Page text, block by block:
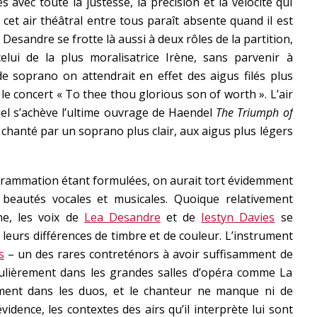
air théâtral entre tous paraît absente quand il est
Desandre se frotte là aussi à deux rôles de la partition,
de la plus moralisatrice Irène, sans parvenir à
soprano on attendrait en effet des aigus filés plus
concert « To thee thou glorious son of worth ». L’air
s’achève l’ultime ouvrage de Haendel The Triumph of
par un soprano plus clair, aux aigus plus légers
étant formulées, on aurait tort évidemment
vocales et musicales. Quoique relativement
les voix de Lea Desandre et de Iestyn Davies se
différences de timbre et de couleur. L’instrument
– un des rares contreténors à avoir suffisamment de
dans les grandes salles d’opéra comme La
dans les duos, et le chanteur ne manque ni de
les contextes des airs qu’il interprète lui sont